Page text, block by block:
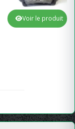
Voir le produit